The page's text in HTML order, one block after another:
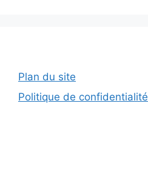
Plan du site
Politique de confidentialité